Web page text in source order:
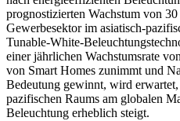
prognostizierten Wachstum von
Gewerbesektor im asiatisch-
Tunable-White-
einer jährlichen Wachstumsrate
von Smart Homes zunimmt und
Bedeutung gewinnt, wird
pazifischen Raums am globalen
Beleuchtung erheblich steigt.